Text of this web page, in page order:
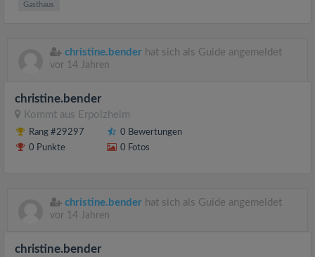
Gasthaus
christine.bender hat sich als Guide angemeldet
vor 14 Jahren
christine.bender
Kommt aus Erpolzheim
Rang #29297
0 Punkte
0 Bewertungen
0 Fotos
christine.bender hat sich als Guide angemeldet
vor 14 Jahren
christine.bender